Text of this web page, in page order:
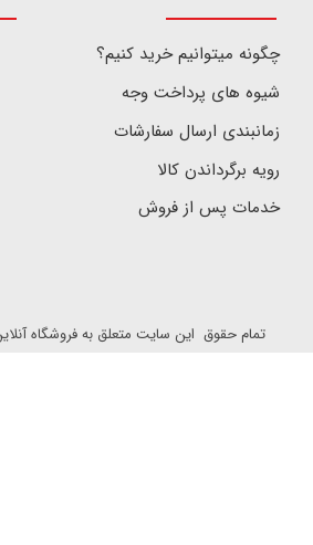
چگونه میتوانیم خرید کنیم؟
شیوه های پرداخت وجه
زمانبندی ارسال سفارشات
رویه برگرداندن کالا
خدمات پس از فروش
تمام حقوق این سایت متعلق به فروشگاه